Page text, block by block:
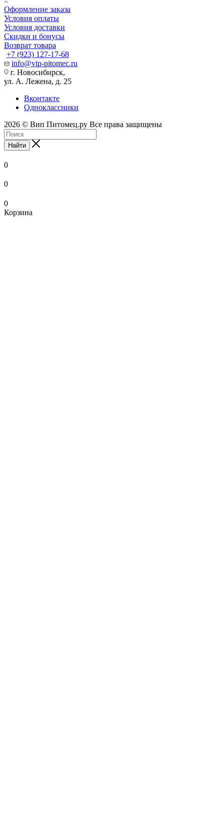
Оформление заказа
Условия оплаты
Условия доставки
Скидки и бонусы
Возврат товара
+7 (923) 127-17-68
info@vip-pitomec.ru
г. Новосибирск,
ул. А. Лежена, д. 25
Вконтакте
Одноклассники
2026 © Вип Питомец.ру Все права защищены
Найти
0
0
0
Корзина